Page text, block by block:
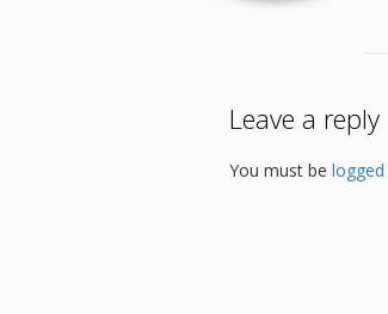
Leave a reply
You must be logged